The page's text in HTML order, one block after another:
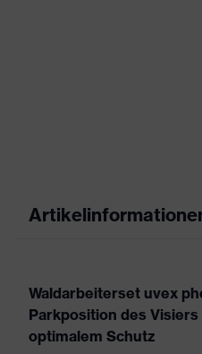
Waldarbeiterset uvex
Parkposition des
optimalem Schutz